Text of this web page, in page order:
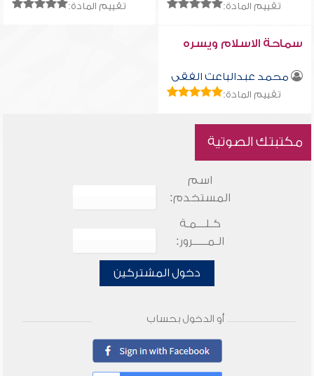
تقييم المادة: تقييم المادة:
سماحة الاسلام ويسره
محمد عبدالباعث الفقى
تقييم المادة:
مكتبتك الصوتية
اسم
المستخدم:
كـلـــمـة
الـمـــــرور:
دخول المشتركين
أو الدخول بحساب